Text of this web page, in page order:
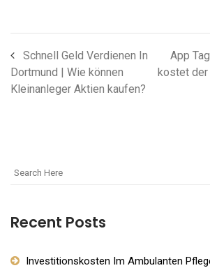
Schnell Geld Verdienen In
Dortmund | Wie können
Kleinanleger Aktien kaufen?
App
kostet der
Recent Posts
Investitionskosten Im Ambulanten